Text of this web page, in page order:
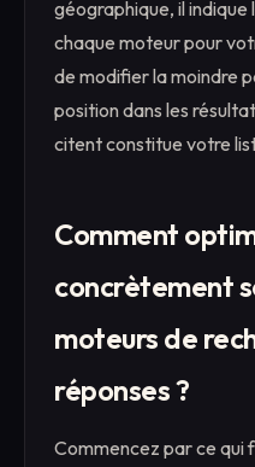
géographique, il
chaque moteur pour
de modifier la moindre
position dans les
citent constitue votre
Comment
concrètement
moteurs de
réponses ?
Commencez par ce qui